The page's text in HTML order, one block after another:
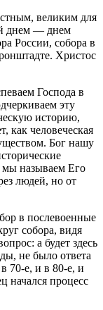
великим для
днем — днем
России, собора в
Христос
Господа в
эту
историю,
как человеческая
Бог нашу
называем Его
людей, но от
в послевоенные
собора, видя
а будет здесь
не было ответа
70-е, и в 80-е, и
начался процесс